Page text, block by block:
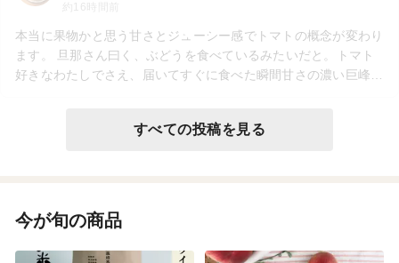
約16時間前
本当に果物かと思う甘さとジューシー感でトマトの概念が変わり
ます。 旦那さん曰く、ぶどうを食べているみたいだと。トマト
好きなわたしでさえ、届いてすぐに食べた瞬間甘さの濃い巨峰で
すべての投稿を見る
今が旬の商品